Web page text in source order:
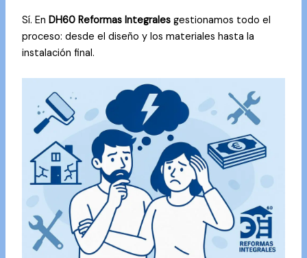
Sí. En DH60 Reformas Integralesgestionamos todo el
proceso: desde el diseño y los materiales hasta la
instalación final.